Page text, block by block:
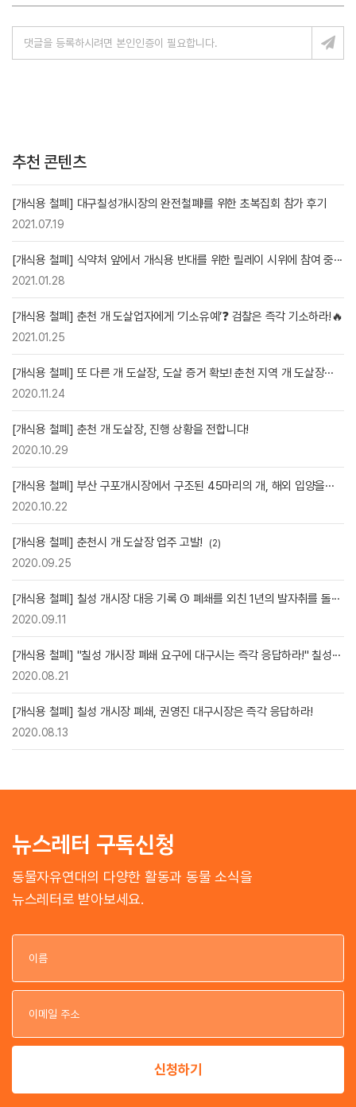
추천 콘텐츠
[개식용 철폐] 대구칠성개시장의 완전철폐!를 위한 초복집회 참가 후기
2021.07.19
[개식용 철폐] 식약처 앞에서 개식용 반대를 위한 릴레이 시위에 참여 중···
2021.01.28
[개식용 철폐] 춘천 개 도살업자에게 ‘기소유예’❓ 검찰은 즉각 기소하라!🔥
2021.01.25
[개식용 철폐] 또 다른 개 도살장, 도살 증거 확보! 춘천 지역 개 도살장···
2020.11.24
[개식용 철폐] 춘천 개 도살장, 진행 상황을 전합니다!
2020.10.29
[개식용 철폐] 부산 구포개시장에서 구조된 45마리의 개, 해외 입양을···
2020.10.22
[개식용 철폐] 춘천시 개 도살장 업주 고발! (2)
2020.09.25
[개식용 철폐] 칠성 개시장 대응 기록 ① 폐쇄를 외친 1년의 발자취를 돌···
2020.09.11
[개식용 철폐] "칠성 개시장 폐쇄 요구에 대구시는 즉각 응답하라!" 칠성···
2020.08.21
[개식용 철폐] 칠성 개시장 폐쇄, 권영진 대구시장은 즉각 응답하라!
2020.08.13
뉴스레터 구독신청
동물자유연대의 다양한 활동과 동물 소식을
뉴스레터로 받아보세요.
이
이
신청하기